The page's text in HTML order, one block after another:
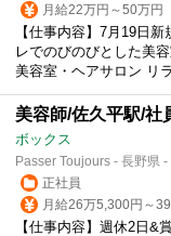
月給22万円～50万円
【仕事内容】7月19日
レでのびのびとした美
美容室・ヘアサロン リ
美容師/佐久平駅/社
ボックス
Passer Toujours - 長野県 -
正社員
月給26万5,300円～
【仕事内容】週休2日&